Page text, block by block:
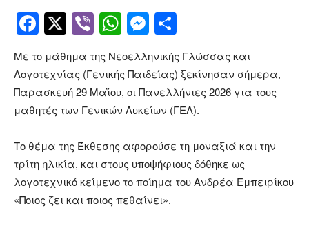
Facebook
Twitter
ViberWhatsApp
Messenger
Με το μάθημα της Νεοελληνικής Γλώσσας και
Λογοτεχνίας (Γενικής Παιδείας) ξεκίνησαν σήμερα,
Παρασκευή 29 Μαΐου, οι Πανελλήνιες 2026 για τους
μαθητές των Γενικών Λυκείων (ΓΕΛ).
Το θέμα της Έκθεσης αφορούσε τη μοναξιά και την
τρίτη ηλικία, και στους υποψήφιους δόθηκε ως
λογοτεχνικό κείμενο το ποίημα του Ανδρέα Εμπειρίκου
«Ποιος ζει και ποιος πεθαίνει».